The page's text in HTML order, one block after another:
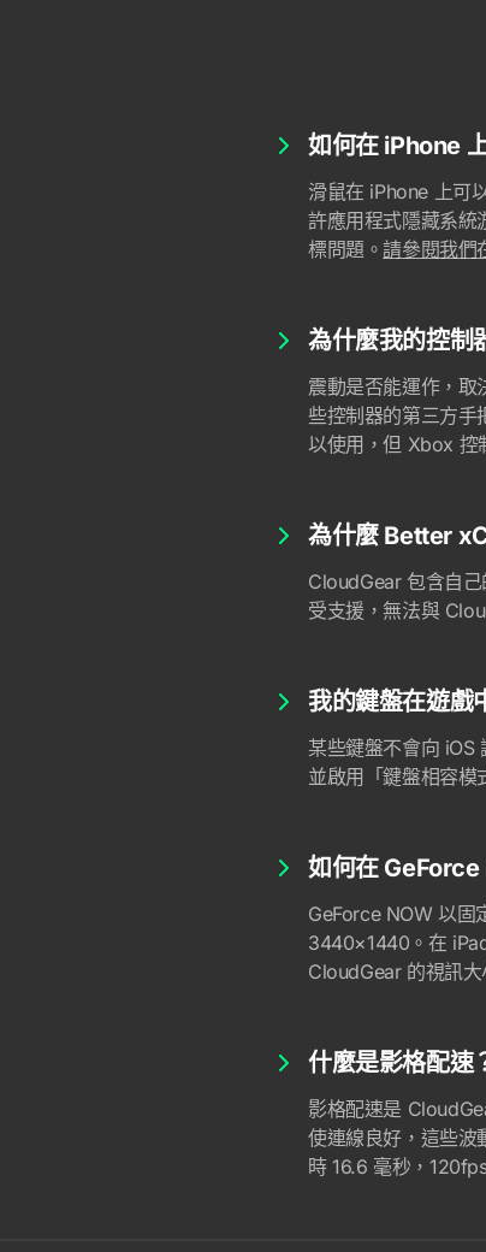
如何在 iPhone
滑鼠在 iPhone 上可
許應用程式隱藏系統
標問題。請參閱我們
為什麼我的控制
震動是否能運作，
些控制器的第三方手
以使用，但 Xbox 控
為什麼 Better
CloudGear 包含自
受支援，無法與
我的鍵盤在遊戲
某些鍵盤不會向 iOS
並啟用「鍵盤相容模
如何在 GeForce
GeForce NOW 以固
3440×1440。在
CloudGear 的視訊
什麼是影格配速
影格配速是
使連線良好，這些波
時 16.6 毫秒，